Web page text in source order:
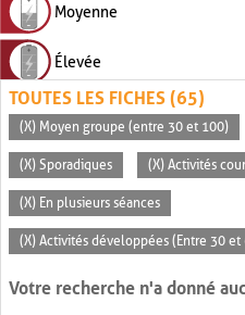
Moyenne
Élevée
TOUTES LES FICHES (65)
(X) Moyen groupe (entre 30 et 100)
(X) Sporadiques (X) Activités
(X) En plusieurs séances
(X) Activités développées (Entre 30 et
Votre recherche n'a donné